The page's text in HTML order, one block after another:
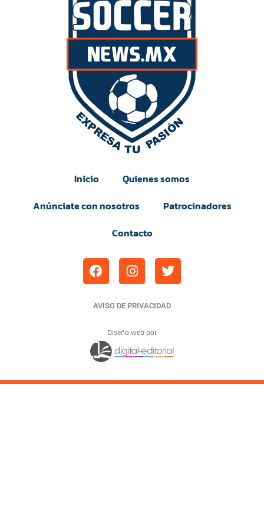
Inicio
Quienes somos
Anúnciate con nosotros
Patrocinadores
Contacto
AVISO DE PRIVACIDAD
Diseño web por